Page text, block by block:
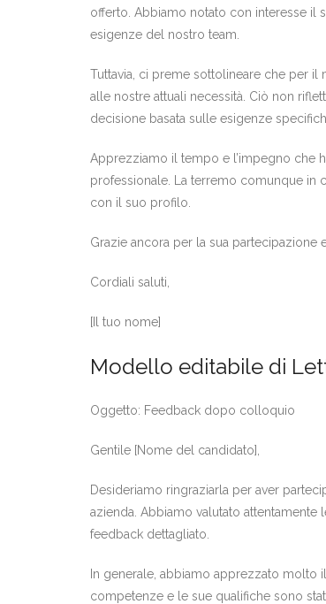
offerto. Abbiamo notato con interesse il
esigenze del nostro team.
Tuttavia, ci preme sottolineare che per
alle nostre attuali necessità. Ciò non
decisione basata sulle esigenze
Apprezziamo il tempo e l’impegno che
professionale. La terremo comunque in
con il suo profilo.
Grazie ancora per la sua partecipazione
Cordiali saluti,
[Il tuo nome]
Modello editabile di
Oggetto: Feedback dopo colloquio
Gentile [Nome del candidato],
Desideriamo ringraziarla per aver
azienda. Abbiamo valutato
feedback dettagliato.
In generale, abbiamo apprezzato molto
competenze e le sue qualifiche sono